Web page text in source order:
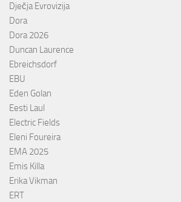
Dječja Evrovizija
Dora
Dora 2026
Duncan Laurence
Ebreichsdorf
EBU
Eden Golan
Eesti Laul
Electric Fields
Eleni Foureira
EMA 2025
Emis Killa
Erika Vikman
ERT